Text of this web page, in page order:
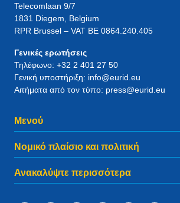
Telecomlaan 9/7
1831 Diegem , Belgium
RPR Brussel – VAT BE 0864.240.405
Γενικές ερωτήσεις
Τηλέφωνο: +32 2 401 27 50
Γενική υποστήριξη: info@eurid.eu
Αιτήματα από τον τύπο: press@eurid.eu
Μενού
Νομικό πλαίσιο και πολιτική
Ανακαλύψτε περισσότερα